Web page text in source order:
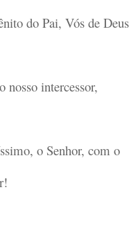
do Pai, Vós de Deus
nosso intercessor,
o Senhor, com o